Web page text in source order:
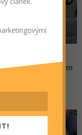
a vším možným
protáhli až na
(13,50 NIS).